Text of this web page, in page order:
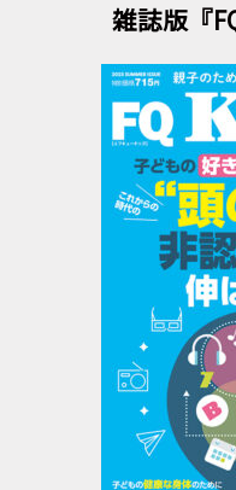
雑誌版『